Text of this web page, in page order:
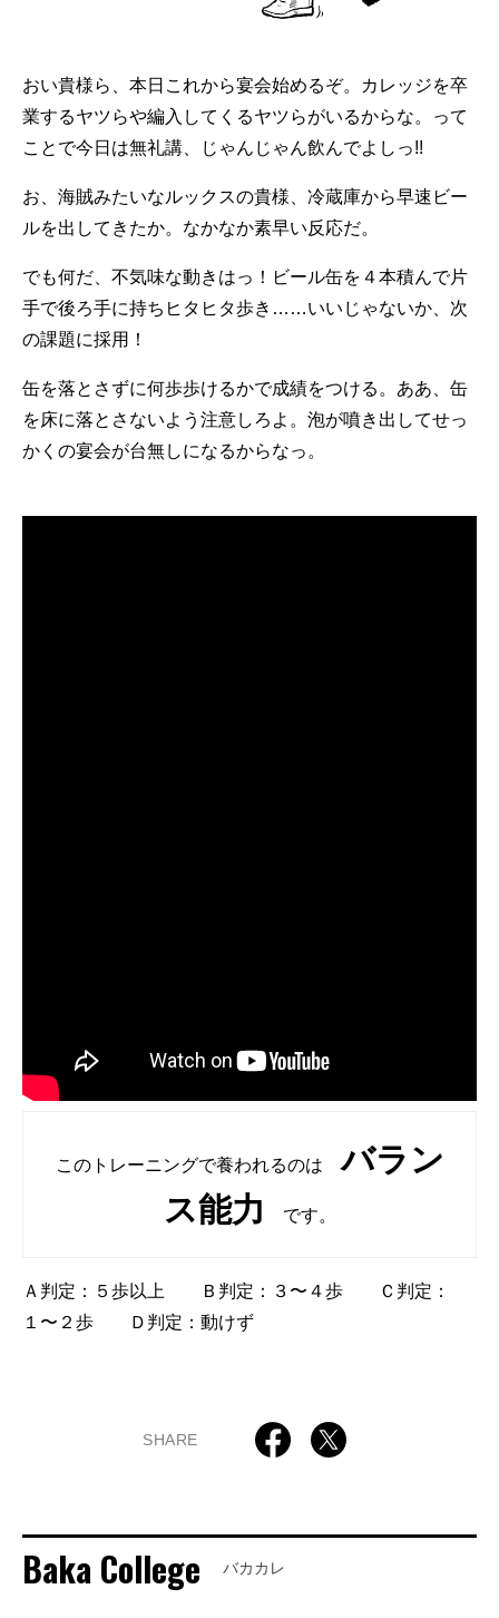
おい貴様ら、本日これから宴会始めるぞ。カレッジを卒
業するヤツらや編入してくるヤツらがいるからな。って
ことで今日は無礼講、じゃんじゃん飲んでよしっ!!
お、海賊みたいなルックスの貴様、冷蔵庫から早速ビー
ルを出してきたか。なかなか素早い反応だ。
でも何だ、不気味な動きはっ！ビール缶を４本積んで片
手で後ろ手に持ちヒタヒタ歩き……いいじゃないか、次
の課題に採用！
缶を落とさずに何歩歩けるかで成績をつける。ああ、缶
を床に落とさないよう注意しろよ。泡が噴き出してせっ
かくの宴会が台無しになるからなっ。
このトレーニングで養われるのはバラン
ス能力
です。
Ａ判定：５歩以上 Ｂ判定：３〜４歩 Ｃ判定：
１〜２歩 Ｄ判定：動けず
SHARE
Baka College バカカレ